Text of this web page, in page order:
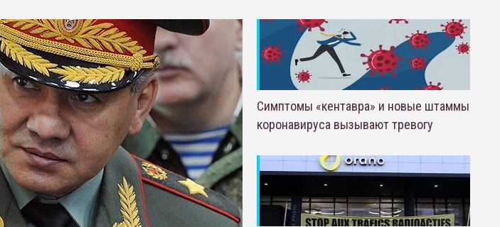
Симптомы «кентавра» и новые штаммы
коронавируса вызывают тревогу